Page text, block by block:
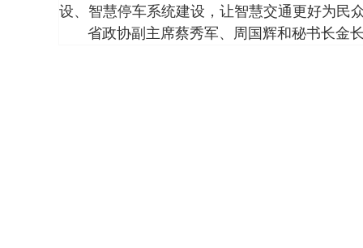
设、智慧停车系统建设，让智慧交通更好为民
省政协副主席蔡秀军、周国辉和秘书长金长